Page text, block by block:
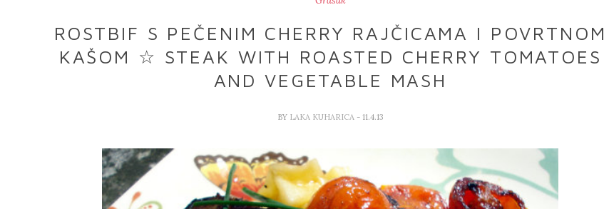
ROSTBIF S PEČENIM CHERRY RAJČICAMA I POVRTNOM
KAŠOM ☆ STEAK WITH ROASTED CHERRY TOMATOES
AND VEGETABLE MASH
BY LAKA KUHARICA - 11.4.13